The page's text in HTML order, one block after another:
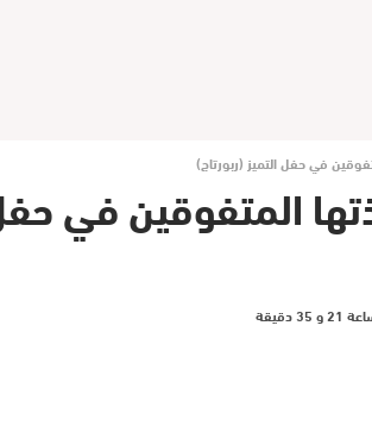
في حفل التميز (ربورتاج)
المتفوقين في